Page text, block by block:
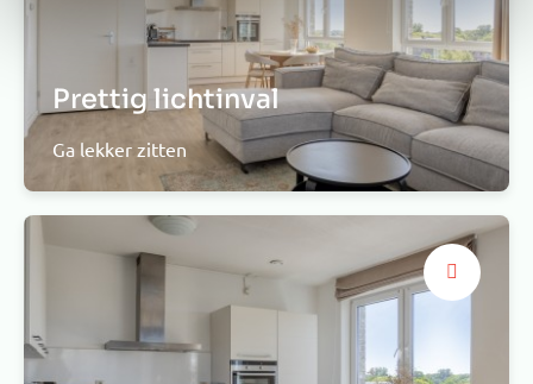
Prettig lichtinval
Ga lekker zitten